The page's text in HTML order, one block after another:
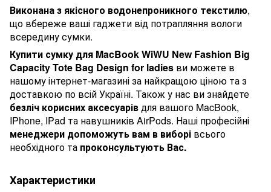
Виконана з якісного водонепроникного текстилю,
що вбереже ваші гаджети від потрапляння вологи
всередину сумки.
Купити сумку для MacBook WiWU New Fashion Big
Capacity Tote Bag Design for ladies ви можете в
нашому інтернет-магазині за найкращою ціною та з
доставкою по всій Україні. Також у нас ви знайдете
безліч корисних аксесуарів для вашого MacBook,
IPhone, IPad та навушників AirPods. Наші професійні
менеджери допоможуть вам в виборі всього
необхідного та проконсультують Вас.
Характеристики